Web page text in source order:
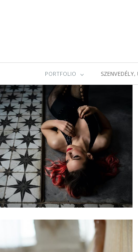
PORTFOLIO